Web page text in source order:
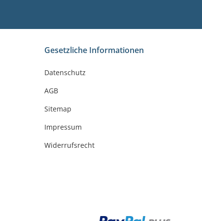
Gesetzliche Informationen
Datenschutz
AGB
Sitemap
Impressum
Widerrufsrecht